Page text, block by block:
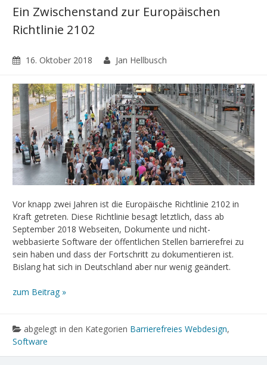
Ein Zwischenstand zur Europäischen
Richtlinie 2102
16. Oktober 2018 Jan Hellbusch
Vor knapp zwei Jahren ist die Europäische Richtlinie 2102 in
Kraft getreten. Diese Richtlinie besagt letztlich, dass ab
September 2018 Webseiten, Dokumente und nicht-
webbasierte Software der öffentlichen Stellen barrierefrei zu
sein haben und dass der Fortschritt zu dokumentieren ist.
Bislang hat sich in Deutschland aber nur wenig geändert.
zum Beitrag »
abgelegt in den Kategorien Barrierefreies Webdesign,
Software